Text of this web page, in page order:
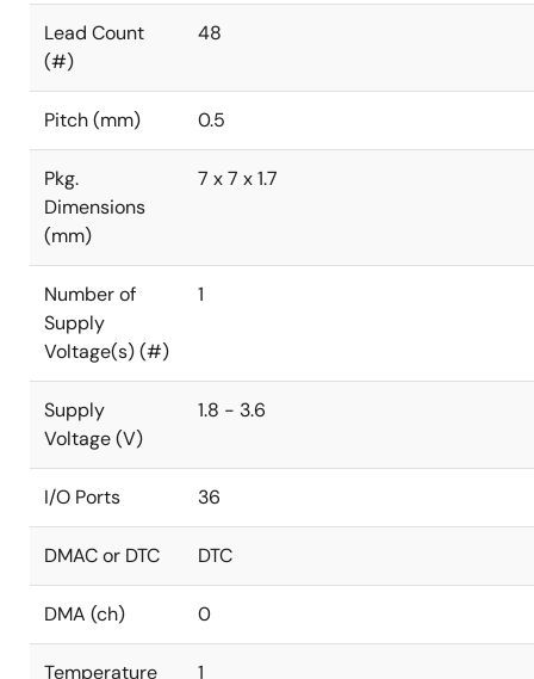
Lead Count
(#)
48
Pitch (mm) 0.5
Pkg.
Dimensions
(mm)
7 x 7 x 1.7
Number of
Supply
Voltage(s) (#)
1
Supply
Voltage (V)
1.8 - 3.6
I/O Ports 36
DMAC or DTC DTC
DMA (ch) 0
Temperature
1